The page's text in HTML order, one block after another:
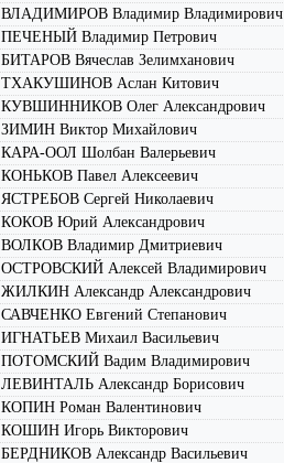
ВЛАДИМИРОВ Владимир Владимирович
ПЕЧЕНЫЙ Владимир Петрович
БИТАРОВ Вячеслав Зелимханович
ТХАКУШИНОВ Аслан Китович
КУВШИННИКОВ Олег Александрович
ЗИМИН Виктор Михайлович
КАРА-ООЛ Шолбан Валерьевич
КОНЬКОВ Павел Алексеевич
ЯСТРЕБОВ Сергей Николаевич
КОКОВ Юрий Александрович
ВОЛКОВ Владимир Дмитриевич
ОСТРОВСКИЙ Алексей Владимирович
ЖИЛКИН Александр Александрович
САВЧЕНКО Евгений Степанович
ИГНАТЬЕВ Михаил Васильевич
ПОТОМСКИЙ Вадим Владимирович
ЛЕВИНТАЛЬ Александр Борисович
КОПИН Роман Валентинович
КОШИН Игорь Викторович
БЕРДНИКОВ Александр Васильевич